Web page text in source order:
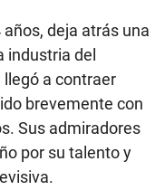
deja atrás una
industria del
a contraer
brevemente con
Sus admiradores
por su talento y